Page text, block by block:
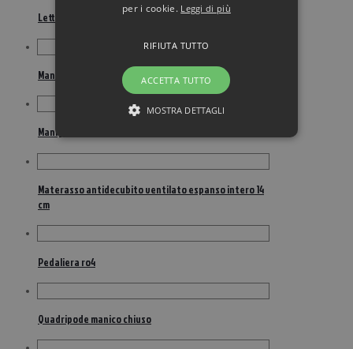
Letto rete 2 manovelle l3
Maniglia da muro ribaltabile 76cm 1 pezzo
Maniglia sicurezza muro mba-8
Materasso antidecubito ventilato espanso intero 14
cm
Pedaliera ro4
Quadripode manico chiuso
per i cookie. Leggi di più
ACCETTA TUTTO
RIFIUTA TUTTO
MOSTRA DETTAGLI